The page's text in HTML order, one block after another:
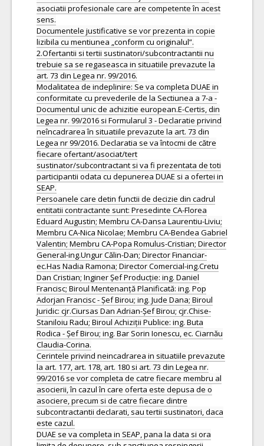
asociatii profesionale care are competente în acest
sens.
Documentele justificative se vor prezenta in copie
lizibila cu mentiunea „conform cu originalul”.
2.Ofertantii si tertii sustinatori/subcontractantii nu
trebuie sa se regaseasca in situatiile prevazute la
art. 73 din Legea nr. 99/2016.
Modalitatea de indeplinire: Se va completa DUAE in
conformitate cu prevederile de la Sectiunea a 7-a -
Documentul unic de achizitie european.E-Certis, din
Legea nr. 99/2016 si Formularul 3 - Declaratie privind
neîncadrarea în situatiile prevazute la art. 73 din
Legea nr 99/2016. Declaratia se va întocmi de către
fiecare ofertant/asociat/tert
sustinator/subcontractant si va fi prezentata de toti
participantii odata cu depunerea DUAE si a ofertei in
SEAP.
Persoanele care detin functii de decizie din cadrul
entitatii contractante sunt: Presedinte CA-Florea
Eduard Augustin; Membru CA-Dansa Laurentiu-Liviu;
Membru CA-Nica Nicolae; Membru CA-Bendea Gabriel
Valentin; Membru CA-Popa Romulus-Cristian; Director
General-ing.Ungur Călin-Dan; Director Financiar-
ec.Has Nadia Ramona; Director Comercial-ing.Cretu
Dan Cristian; Inginer Șef Producție: ing. Daniel
Francisc; Biroul Mentenanță Planificată: ing. Pop
Adorjan Francisc - Șef Birou; ing. Jude Dana; Biroul
Juridic: cjr.Ciursas Dan Adrian-Șef Birou; cjr.Chise-
Staniloiu Radu; Biroul Achiziții Publice: ing. Buta
Rodica - Șef Birou; ing. Bar Sorin Ionescu, ec. Ciarnău
Claudia-Corina.
Cerintele privind neincadrarea in situatiile prevazute
la art. 177, art. 178, art. 180 si art. 73 din Legea nr.
99/2016 se vor completa de catre fiecare membru al
asocierii, în cazul în care oferta este depusa de o
asociere, precum si de catre fiecare dintre
subcontractantii declarati, sau tertii sustinatori, daca
este cazul.
DUAE se va completa in SEAP, pana la data si ora